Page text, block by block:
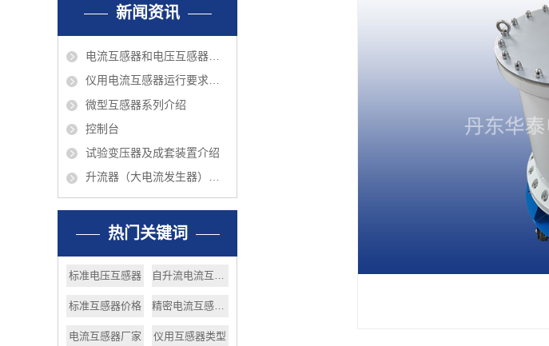
新闻资讯
电流互感器和电压互感器的区别?
仪用电流互感器运行要求巡视检查和维护
微型互感器系列介绍
控制台
试验变压器及成套装置介绍
升流器（大电流发生器）介绍
热门关键词
标准电压互感器
标准互感器价格 精密电流互感器厂家
电流互感器厂家 仪用互感器类型